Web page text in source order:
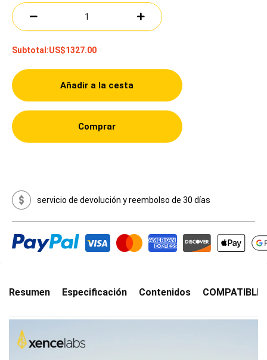
Subtotal:US$1327.00
Añadir a la cesta
Comprar
servicio de devolución y reembolso de 30 días
Resumen Especificación Contenidos